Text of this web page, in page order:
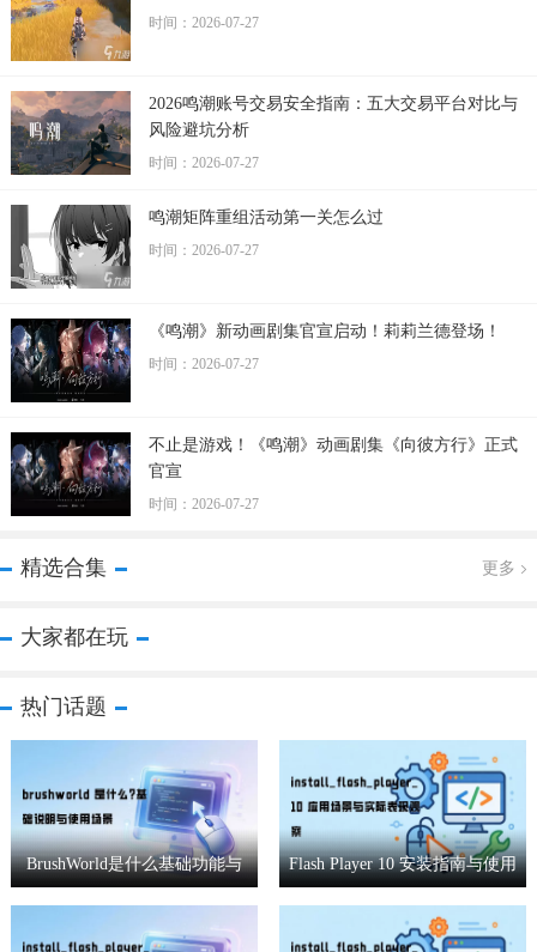
时间：2026-07-27
2026鸣潮账号交易安全指南：五大交易平台对比与
风险避坑分析
时间：2026-07-27
鸣潮矩阵重组活动第一关怎么过
时间：2026-07-27
《鸣潮》新动画剧集官宣启动！莉莉兰德登场！
时间：2026-07-27
不止是游戏！《鸣潮》动画剧集《向彼方行》正式
官宣
时间：2026-07-27
精选合集 更多
大家都在玩
热门话题
BrushWorld是什么基础功能与
适用场景全解析
Flash Player 10 安装指南与使用
效果实测